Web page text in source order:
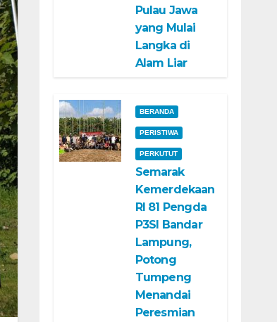
Pulau Jawa
yang Mulai
Langka di
Alam Liar
BERANDA
PERISTIWA
PERKUTUT
Semarak
Kemerdekaan
RI 81 Pengda
P3SI Bandar
Lampung,
Potong
Tumpeng
Menandai
Peresmian